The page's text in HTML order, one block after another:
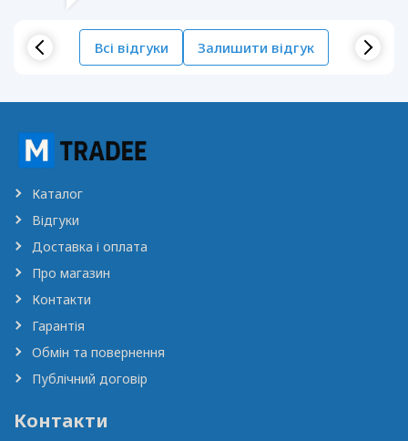
Всі відгуки Залишити відгук
Каталог
Відгуки
Доставка і оплата
Про магазин
Контакти
Гарантія
Обмін та повернення
Публічний договір
Контакти